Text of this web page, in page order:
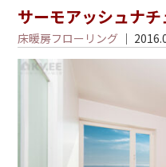
サーモアッシュナ
床暖房フローリング ｜